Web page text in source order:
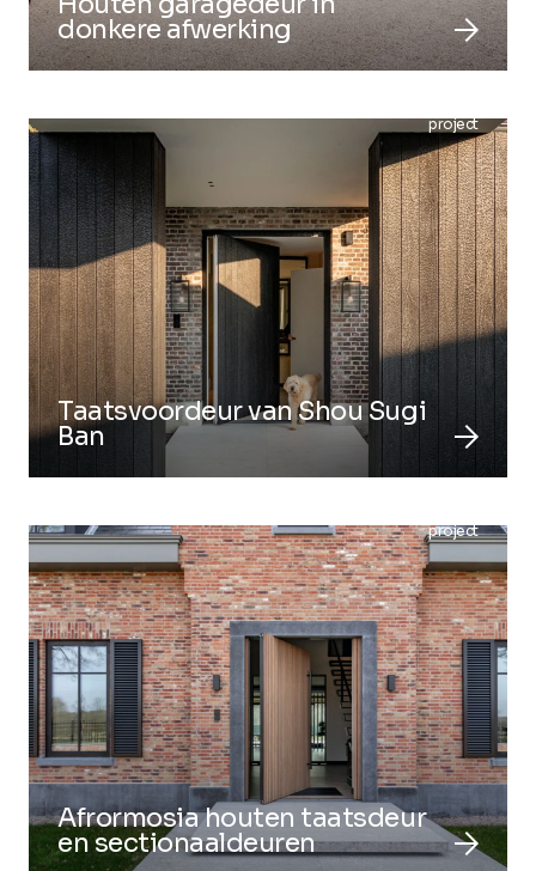
donkere afwerking arrow_forward
project
Taatsvoordeur van Shou Sugi
Ban arrow_forward
project
Afrormosia houten taatsdeur
en sectionaaldeuren arrow_forward